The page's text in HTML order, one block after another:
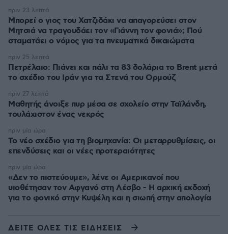
Μπορεί ο γιος του Χατζιδάκι να απαγορεύσει στον
Μητσιά να τραγουδάει τον «Γιάννη τον φονιά»; Πού
σταματάει ο νόμος για τα πνευματικά δικαιώματα
πριν 23 λεπτά
Πετρέλαιο: Πιάνει και πάλι τα 83 δολάρια το Brent μετά
το σχέδιο του Ιράν για τα Στενά του Ορμούζ
πριν 25 λεπτά
Μαθητής άνοιξε πυρ μέσα σε σχολείο στην Ταϊλάνδη,
τουλάχιστον ένας νεκρός
πριν 27 λεπτά
Το νέο σχέδιο για τη βιομηχανία: Οι μεταρρυθμίσεις, οι
επενδύσεις και οι νέες προτεραιότητες
πριν μία ώρα
«Δεν το πιστεύουμε», λένε οι Αμερικανοί που
υιοθέτησαν τον Αφγανό στη Λέσβο - Η αρχική εκδοχή
για το φονικό στην Κυψέλη και η σιωπή στην απολογία
πριν μία ώρα
ΔΕΙΤΕ ΟΛΕΣ ΤΙΣ ΕΙΔΗΣΕΙΣ